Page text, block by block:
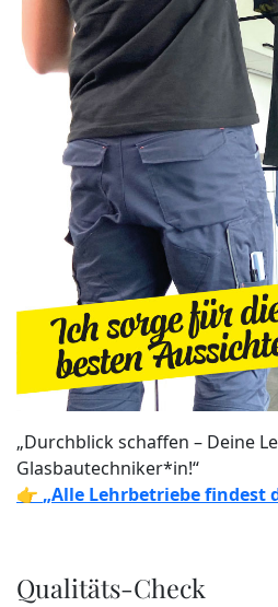
„Durchblick schaffen – Deine
Glasbautechniker*in!“
👉 „Alle Lehrbetriebe findest
Qualitäts-Check